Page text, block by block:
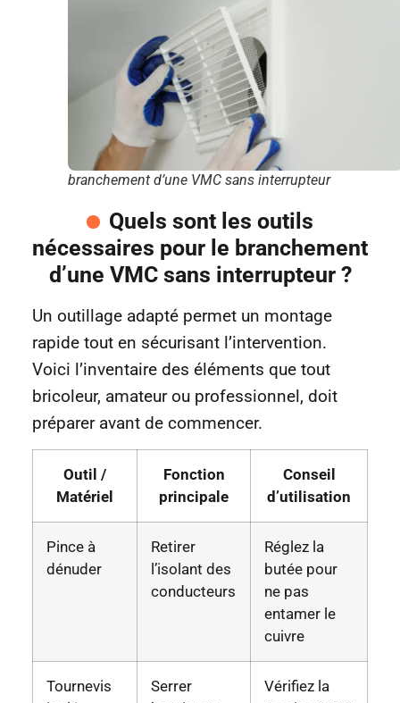
branchement d’une VMC sans interrupteur
Quels sont les outils
nécessaires pour le branchement
d’une VMC sans interrupteur ?
Un outillage adapté permet un montage
rapide tout en sécurisant l’intervention.
Voici l’inventaire des éléments que tout
bricoleur, amateur ou professionnel, doit
préparer avant de commencer.
Outil /
Matériel
Fonction
principale
Conseil
d’utilisation
Pince à
dénuder
Retirer
l’isolant des
conducteurs
Réglez la
butée pour
ne pas
entamer le
cuivre
Tournevis
Serrer
Vérifiez la